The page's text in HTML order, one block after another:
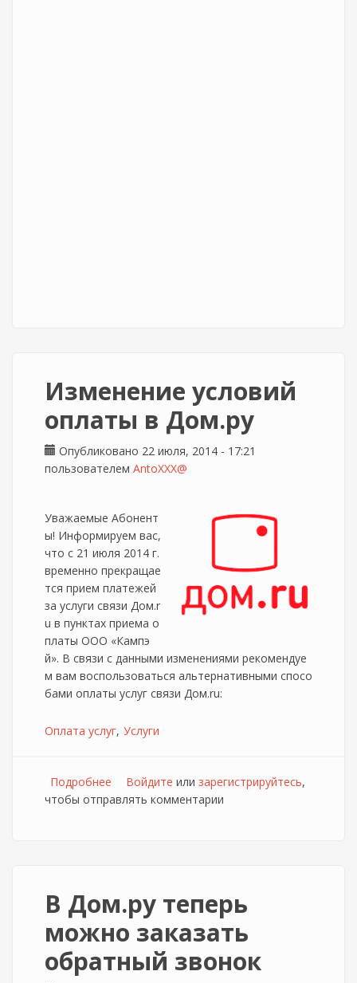
Изменение условий
оплаты в Дом.ру
Опубликовано 22 июля, 2014 - 17:21
пользователем AntoXXX@
Уважаемые Абонент
ы! Информируем вас,
что с 21 июля 2014 г.
временно прекращае
тся прием платежей
за услуги связи Дом.r
u в пунктах приема о
платы ООО «Кампэ
й». В связи с данными изменениями рекомендуе
м вам воспользоваться альтернативными спосо
бами оплаты услуг связи Дом.ru:
Оплата услуг Услуги
Подробнее о Изменение условий оплаты в Дом.ру
Войдите или зарегистрируйтесь,
чтобы отправлять комментарии
В Дом.ру теперь
можно заказать
обратный звонок